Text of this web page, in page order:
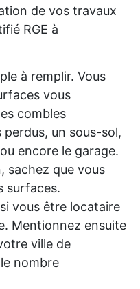
de vos travaux
RGE à
à remplir. Vous
vous
combles
perdus, un sous-sol,
encore le garage.
sachez que vous
surfaces.
vous être locataire
Mentionnez ensuite
ville de
nombre